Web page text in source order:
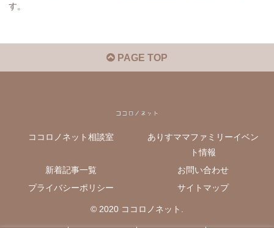
す。
PAGE TOP
ココロノネット相談室
ありすママファミリーイベン
ト情報
新着記事一覧
お問い合わせ
プライバシーポリシー
サイトマップ
© 2020 ココロノネット.